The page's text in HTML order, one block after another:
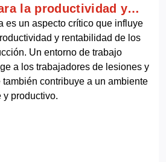
la productividad y
es un aspecto crítico que influye
y rentabilidad de los
Un entorno de trabajo
a los trabajadores de lesiones y
contribuye a un ambiente
y productivo.